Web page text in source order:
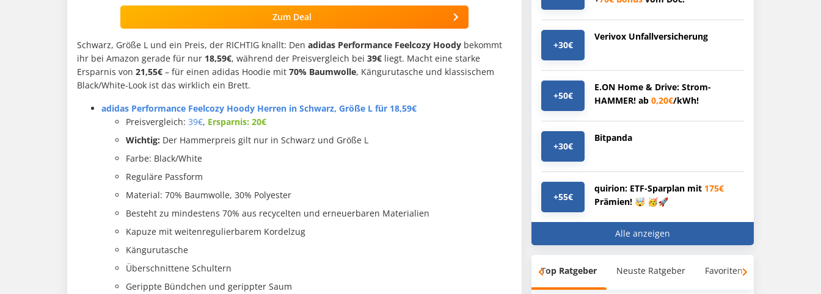
Zum Deal
Schwarz, Größe L und ein Preis, der RICHTIG knallt: Den adidas Performance Feelcozy Hoody bekommt
ihr bei Amazon gerade für nur 18,59€, während der Preisvergleich bei 39€ liegt. Macht eine starke
Ersparnis von 21,55€ – für einen adidas Hoodie mit 70% Baumwolle, Kängurutasche und klassischem
Black/White-Look ist das wirklich ein Brett.
adidas Performance Feelcozy Hoody Herren in Schwarz, Größe L für 18,59€
Preisvergleich: 39€, Ersparnis: 20€
Wichtig: Der Hammerpreis gilt nur in Schwarz und Größe L
Farbe: Black/White
Reguläre Passform
Material: 70% Baumwolle, 30% Polyester
Besteht zu mindestens 70% aus recycelten und erneuerbaren Materialien
Kapuze mit weitenregulierbarem Kordelzug
Kängurutasche
Überschnittene Schultern
Gerippte Bündchen und gerippter Saum
+30€
Verivox Unfallversicherung
+50€
E.ON Home & Drive: Strom-
HAMMER! ab 0,20€/kWh!
+30€
Bitpanda
+55€
quirion: ETF-Sparplan mit 175€
Prämien! 🤯 🥳🚀
Alle anzeigen
Top Ratgeber Neuste Ratgeber Favoriten